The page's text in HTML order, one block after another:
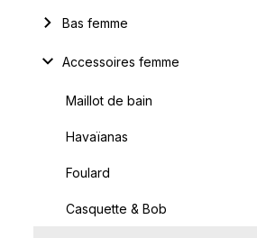
Bas femme
Accessoires femme
Maillot de bain
Havaïanas
Foulard
Casquette & Bob